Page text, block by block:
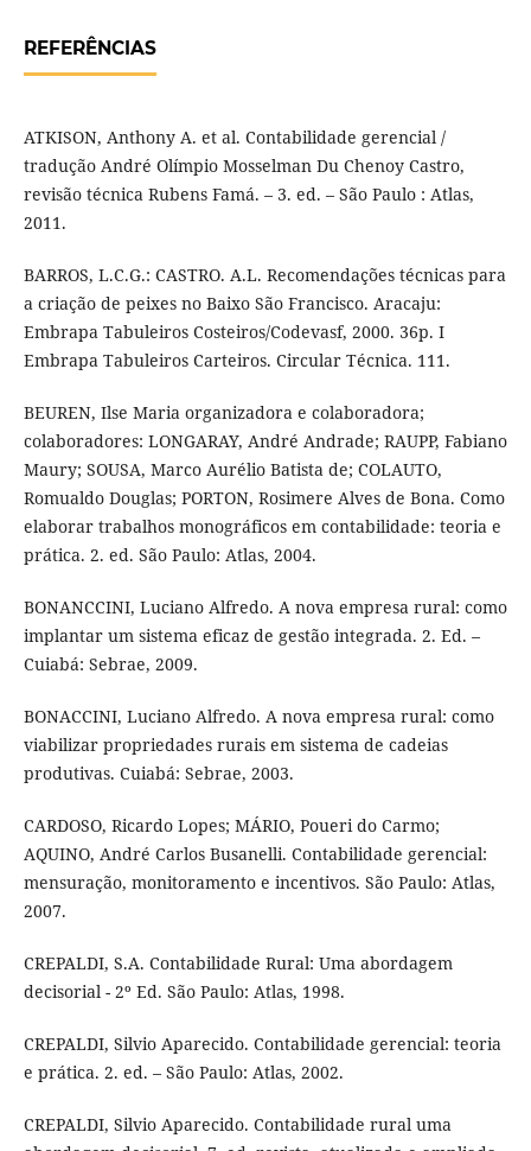
REFERÊNCIAS
ATKISON, Anthony A. et al. Contabilidade gerencial /
tradução André Olímpio Mosselman Du Chenoy Castro,
revisão técnica Rubens Famá. – 3. ed. – São Paulo : Atlas,
2011.
BARROS, L.C.G.: CASTRO. A.L. Recomendações técnicas para
a criação de peixes no Baixo São Francisco. Aracaju:
Embrapa Tabuleiros Costeiros/Codevasf, 2000. 36p. I
Embrapa Tabuleiros Carteiros. Circular Técnica. 111.
BEUREN, Ilse Maria organizadora e colaboradora;
colaboradores: LONGARAY, André Andrade; RAUPP, Fabiano
Maury; SOUSA, Marco Aurélio Batista de; COLAUTO,
Romualdo Douglas; PORTON, Rosimere Alves de Bona. Como
elaborar trabalhos monográficos em contabilidade: teoria e
prática. 2. ed. São Paulo: Atlas, 2004.
BONANCCINI, Luciano Alfredo. A nova empresa rural: como
implantar um sistema eficaz de gestão integrada. 2. Ed. –
Cuiabá: Sebrae, 2009.
BONACCINI, Luciano Alfredo. A nova empresa rural: como
viabilizar propriedades rurais em sistema de cadeias
produtivas. Cuiabá: Sebrae, 2003.
CARDOSO, Ricardo Lopes; MÁRIO, Poueri do Carmo;
AQUINO, André Carlos Busanelli. Contabilidade gerencial:
mensuração, monitoramento e incentivos. São Paulo: Atlas,
2007.
CREPALDI, S.A. Contabilidade Rural: Uma abordagem
decisorial - 2º Ed. São Paulo: Atlas, 1998.
CREPALDI, Silvio Aparecido. Contabilidade gerencial: teoria
e prática. 2. ed. – São Paulo: Atlas, 2002.
CREPALDI, Silvio Aparecido. Contabilidade rural uma